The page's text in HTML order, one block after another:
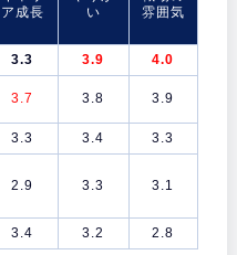
ア成長
い
雰囲気
3.3 3.9
4.0
3.7 3.8 3.9
3.3 3.4
3.3
2.9 3.3 3.1
3.4 3.2 2.8